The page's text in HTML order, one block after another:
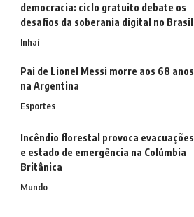
democracia: ciclo gratuito debate os
desafios da soberania digital no Brasil
Inhaí
Pai de Lionel Messi morre aos 68 anos
na Argentina
Esportes
Incêndio florestal provoca evacuações
e estado de emergência na Colúmbia
Britânica
Mundo